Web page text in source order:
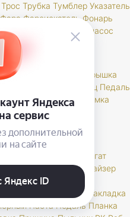
Трос Трубка Тумблер Указатель
Фара Фароискатель
Фонарь
Щиток
Электробензонасос
Крышка
Палец Педаль
Пыльник РК Раб
Рамка
Толкатель Трубка
Шток
Гидроагрегат
Звено Иммобилайзер
Колпачок
Муфта
Накладка
Паста Педаль Планка